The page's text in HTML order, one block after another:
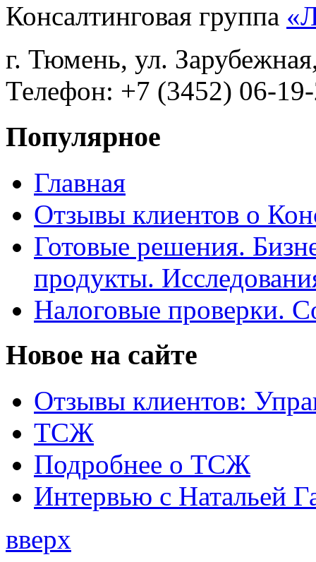
Консалтинговая группа
г. Тюмень, ул.
Телефон: +7 (3452) 06-
Популярное
Главная
Отзывы клиентов о
Готовые решения.
продукты.
Налоговые проверки.
Новое на сайте
Отзывы клиентов:
ТСЖ
Подробнее о ТСЖ
Интервью с Натальей
вверх